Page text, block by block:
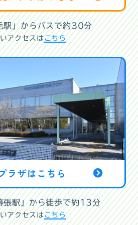
駅」からバスで約30分
アクセスはこちら
張駅」から徒歩で約13分
アクセスはこちら